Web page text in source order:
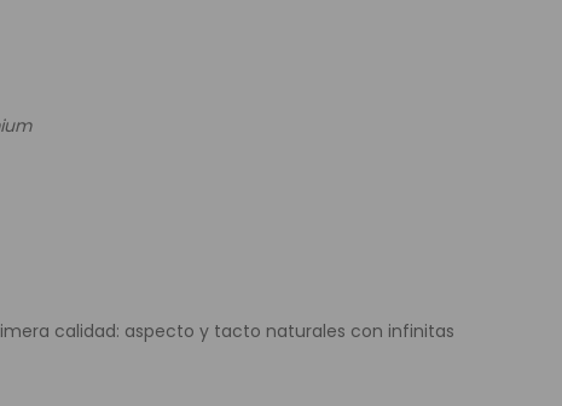
Colores
calidad: aspecto y tacto naturales con infinitas